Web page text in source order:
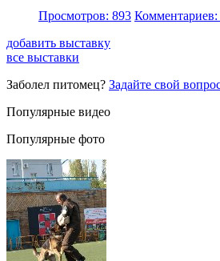
Просмотров: 893 Комментариев:
добавить выставку
все выставки
Заболел питомец? Задайте свой
Популярные видео
Популярные фото